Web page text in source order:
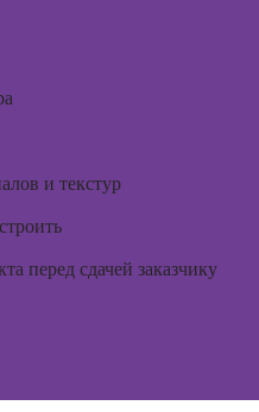
и текстур
перед сдачей заказчику